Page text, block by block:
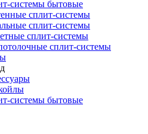
системы бытовые
сплит-системы
сплит-системы
сплит-системы
сплит-системы
системы бытовые